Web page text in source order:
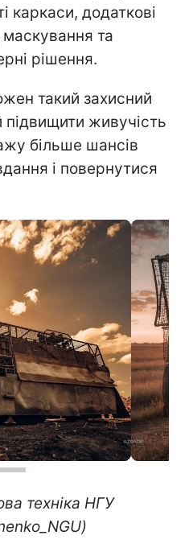
каркаси, додаткові
маскування та
рішення.
такий захисний
живучість
більше шансів
і повернутися
техніка НГУ